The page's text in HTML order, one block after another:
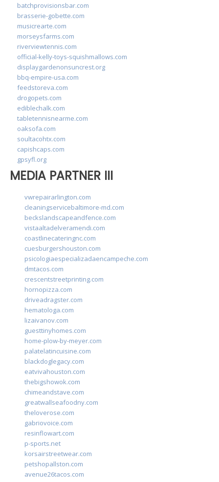
batchprovisionsbar.com
brasserie-gobette.com
musicrearte.com
morseysfarms.com
riverviewtennis.com
official-kelly-toys-squishmallows.com
displaygardenonsuncrest.org
bbq-empire-usa.com
feedstoreva.com
drogopets.com
ediblechalk.com
tabletennisnearme.com
oaksofa.com
soultacohtx.com
capishcaps.com
gpsyfl.org
MEDIA PARTNER III
vwrepairarlington.com
cleaningservicebaltimore-md.com
beckslandscapeandfence.com
vistaaltadelveramendi.com
coastlinecateringnc.com
cuesburgershouston.com
psicologiaespecializadaencampeche.com
dmtacos.com
crescentstreetprinting.com
hornopizza.com
driveadragster.com
hematologa.com
lizaivanov.com
guesttinyhomes.com
home-plow-by-meyer.com
palatelatincuisine.com
blackdoglegacy.com
eatvivahouston.com
thebigshowok.com
chimeandstave.com
greatwallseafoodny.com
theloverose.com
gabriovoice.com
resinflowart.com
p-sports.net
korsairstreetwear.com
petshopallston.com
avenue26tacos.com